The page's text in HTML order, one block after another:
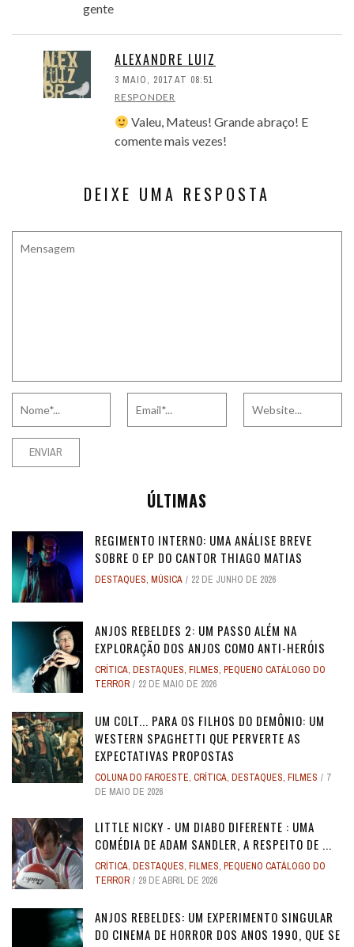
gente
ALEXANDRE LUIZ
3 MAIO, 2017 AT 08:51
RESPONDER
Valeu, Mateus! Grande abraço! E
comente mais vezes!
DEIXE UMA RESPOSTA
ÚLTIMAS
REGIMENTO INTERNO: UMA ANÁLISE BREVE
SOBRE O EP DO CANTOR THIAGO MATIAS
DESTAQUES, MÚSICA 22 DE JUNHO DE 2026
ANJOS REBELDES 2: UM PASSO ALÉM NA
EXPLORAÇÃO DOS ANJOS COMO ANTI-HERÓIS
CRÍTICA, DESTAQUES, FILMES, PEQUENO CATÁLOGO DO
TERROR
22 DE MAIO DE 2026
UM COLT... PARA OS FILHOS DO DEMÔNIO: UM
WESTERN SPAGHETTI QUE PERVERTE AS
EXPECTATIVAS PROPOSTAS
COLUNA DO FAROESTE, CRÍTICA, DESTAQUES, FILMES
7
DE MAIO DE 2026
LITTLE NICKY - UM DIABO DIFERENTE : UMA
COMÉDIA DE ADAM SANDLER, A RESPEITO DE ...
CRÍTICA, DESTAQUES, FILMES, PEQUENO CATÁLOGO DO
TERROR
29 DE ABRIL DE 2026
ANJOS REBELDES: UM EXPERIMENTO SINGULAR
DO CINEMA DE HORROR DOS ANOS 1990, QUE SE